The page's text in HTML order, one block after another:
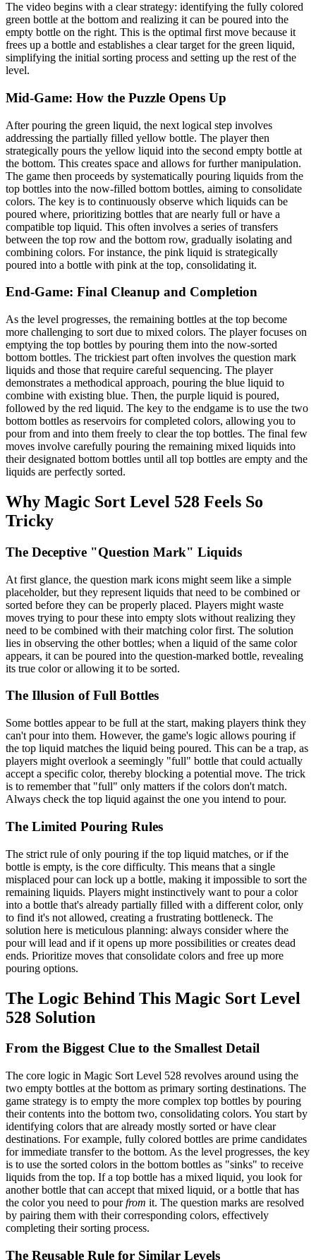
The video begins with a clear strategy: identifying the fully colored
green bottle at the bottom and realizing it can be poured into the
empty bottle on the right. This is the optimal first move because it
frees up a bottle and establishes a clear target for the green liquid,
simplifying the initial sorting process and setting up the rest of the
level.
Mid-Game: How the Puzzle Opens Up
After pouring the green liquid, the next logical step involves
addressing the partially filled yellow bottle. The player then
strategically pours the yellow liquid into the second empty bottle at
the bottom. This creates space and allows for further manipulation.
The game then proceeds by systematically pouring liquids from the
top bottles into the now-filled bottom bottles, aiming to consolidate
colors. The key is to continuously observe which liquids can be
poured where, prioritizing bottles that are nearly full or have a
compatible top liquid. This often involves a series of transfers
between the top row and the bottom row, gradually isolating and
combining colors. For instance, the pink liquid is strategically
poured into a bottle with pink at the top, consolidating it.
End-Game: Final Cleanup and Completion
As the level progresses, the remaining bottles at the top become
more challenging to sort due to mixed colors. The player focuses on
emptying the top bottles by pouring them into the now-sorted
bottom bottles. The trickiest part often involves the question mark
liquids and those that require careful sequencing. The player
demonstrates a methodical approach, pouring the blue liquid to
combine with existing blue. Then, the purple liquid is poured,
followed by the red liquid. The key to the endgame is to use the two
bottom bottles as reservoirs for completed colors, allowing you to
pour from and into them freely to clear the top bottles. The final few
moves involve carefully pouring the remaining mixed liquids into
their designated bottom bottles until all top bottles are empty and the
liquids are perfectly sorted.
Why Magic Sort Level 528 Feels So
Tricky
The Deceptive "Question Mark" Liquids
At first glance, the question mark icons might seem like a simple
placeholder, but they represent liquids that need to be combined or
sorted before they can be properly placed. Players might waste
moves trying to pour these into empty slots without realizing they
need to be combined with their matching color first. The solution
lies in observing the other bottles; when a liquid of the same color
appears, it can be poured into the question-marked bottle, revealing
its true color or allowing it to be sorted.
The Illusion of Full Bottles
Some bottles appear to be full at the start, making players think they
can't pour into them. However, the game's logic allows pouring if
the top liquid matches the liquid being poured. This can be a trap, as
players might overlook a seemingly "full" bottle that could actually
accept a specific color, thereby blocking a potential move. The trick
is to remember that "full" only matters if the colors don't match.
Always check the top liquid against the one you intend to pour.
The Limited Pouring Rules
The strict rule of only pouring if the top liquid matches, or if the
bottle is empty, is the core difficulty. This means that a single
misplaced pour can lock up a bottle, making it impossible to sort the
remaining liquids. Players might instinctively want to pour a color
into a bottle that's already partially filled with a different color, only
to find it's not allowed, creating a frustrating bottleneck. The
solution here is meticulous planning: always consider where the
pour will lead and if it opens up more possibilities or creates dead
ends. Prioritize moves that consolidate colors and free up more
pouring options.
The Logic Behind This Magic Sort Level
528 Solution
From the Biggest Clue to the Smallest Detail
The core logic in Magic Sort Level 528 revolves around using the
two empty bottles at the bottom as primary sorting destinations. The
game strategy is to empty the more complex top bottles by pouring
their contents into the bottom two, consolidating colors. You start by
identifying colors that are already mostly sorted or have clear
destinations. For example, fully colored bottles are prime candidates
for immediate transfer to the bottom. As the level progresses, the key
is to use the sorted colors in the bottom bottles as "sinks" to receive
liquids from the top. If a top bottle has a mixed liquid, you look for
another bottle that can accept that mixed liquid, or a bottle that has
the color you need to pourfrom it. The question marks are resolved
by pairing them with their corresponding colors, effectively
completing their sorting process.
The Reusable Rule for Similar Levels